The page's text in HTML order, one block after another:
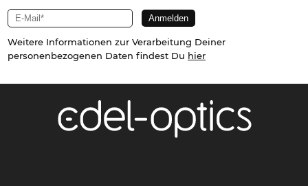
Weitere Informationen zur Verarbeitung Deiner
personenbezogenen Daten findest Du hier